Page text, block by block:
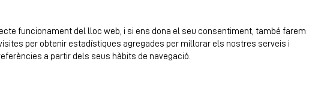
funcionament del lloc web, i si ens dona el seu consentiment, també farem
per obtenir estadístiques agregades per millorar els nostres serveis i
a partir dels seus hàbits de navegació.